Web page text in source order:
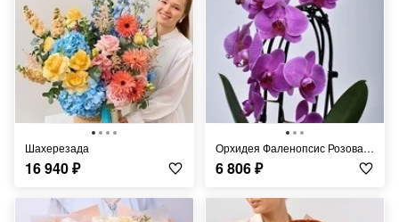
Шахерезада
16 940₽
Орхидея Фаленопсис Розовая в кашпо
6 806₽